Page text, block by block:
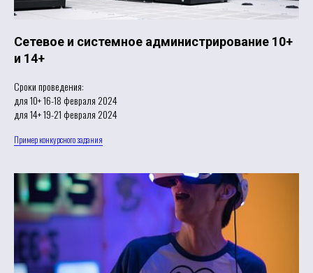
Сетевое и системное администрирование 10+
и 14+
Сроки проведения:
для 10+ 16-18 февраля 2024
для 14+ 19-21 февраля 2024
Пример конкурсного задания